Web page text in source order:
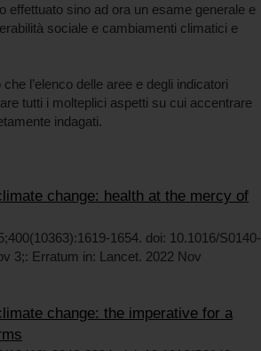
sino ad ora un esame generale e
sociale e cambiamenti climatici e
l’elenco delle aree e degli indicatori
tutti i molteplici aspetti su cui accentrare
indagati.
change: health at the mercy of
1654. doi: 10.1016/S0140-
3;: Erratum in: Lancet. 2022 Nov
change: the imperative for a